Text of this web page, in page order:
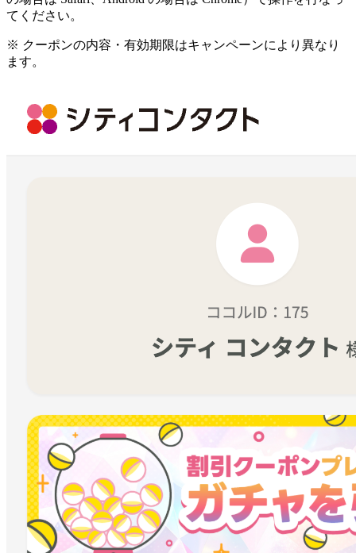
てください。
※ クーポンの内容・有効期限はキャンペーンにより異なり
ます。